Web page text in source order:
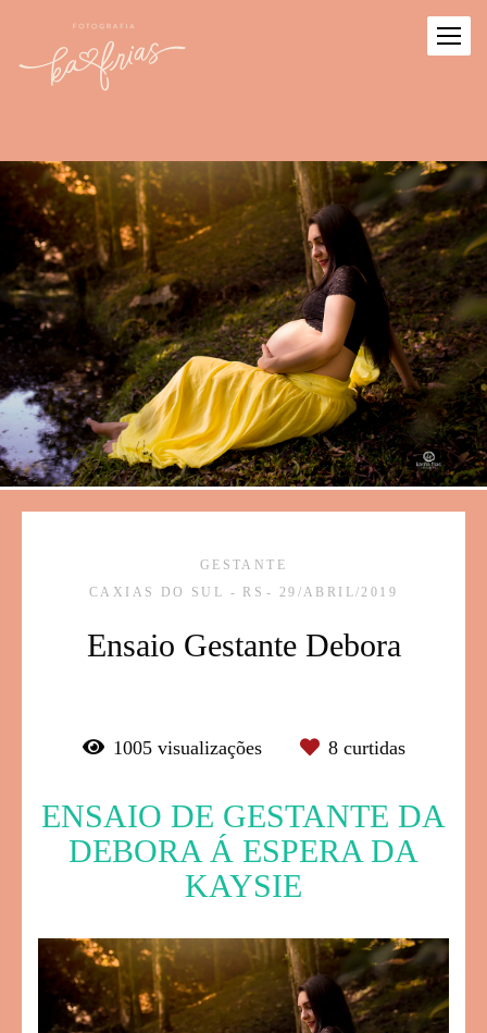
GESTANTE
CAXIAS DO SUL - RS
29/ABRIL/2019
Ensaio Gestante Debora
1005visualizações 8curtidas
ENSAIO DE GESTANTE DA
DEBORA Á ESPERA DA
KAYSIE